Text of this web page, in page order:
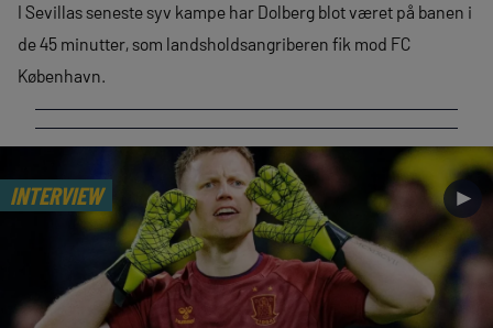
I Sevillas seneste syv kampe har Dolberg blot været på banen i
de 45 minutter, som landsholdsangriberen fik mod FC
København.
INTERVIEW ►